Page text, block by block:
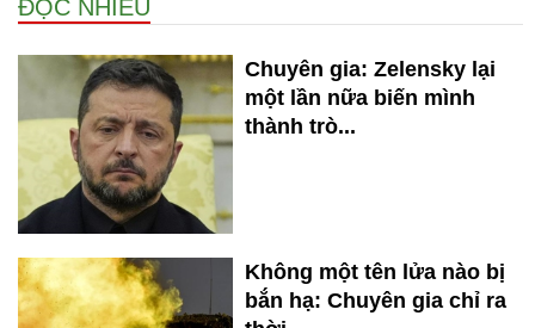
ĐỌC NHIỀU
Chuyên gia: Zelensky lại
một lần nữa biến mình
thành trò...
Không một tên lửa nào bị
bắn hạ: Chuyên gia chỉ ra